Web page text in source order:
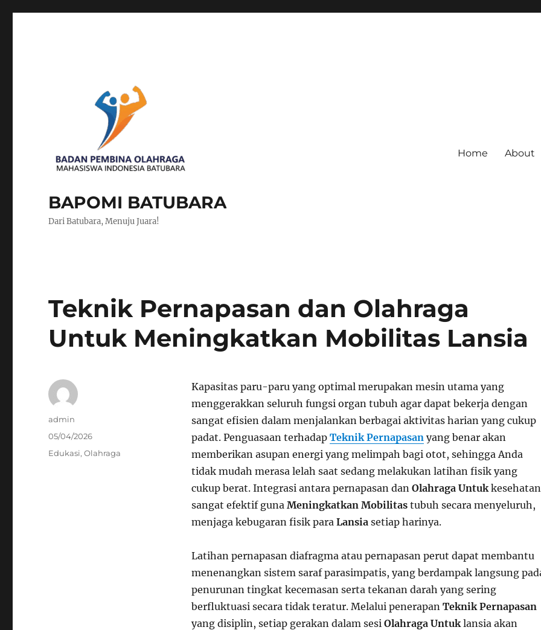
BAPOMI BATUBARA
Dari Batubara, Menuju Juara!
Home About
Teknik Pernapasan dan Olahraga
Untuk Meningkatkan Mobilitas Lansia
Kapasitas paru-paru yang optimal merupakan mesin utama yang
menggerakkan seluruh fungsi organ tubuh agar dapat bekerja dengan
sangat efisien dalam menjalankan berbagai aktivitas harian yang cukup
padat. Penguasaan terhadap Teknik Pernapasanyang benar akan
memberikan asupan energi yang melimpah bagi otot, sehingga Anda
tidak mudah merasa lelah saat sedang melakukan latihan fisik yang
cukup berat. Integrasi antara pernapasan dan Olahraga Untukkesehatan
sangat efektif guna Meningkatkan Mobilitastubuh secara menyeluruh,
menjaga kebugaran fisik para Lansiasetiap harinya.
Latihan pernapasan diafragma atau pernapasan perut dapat membantu
menenangkan sistem saraf parasimpatis, yang berdampak langsung
penurunan tingkat kecemasan serta tekanan darah yang sering
berfluktuasi secara tidak teratur. Melalui penerapan Teknik Pernapasan
yang disiplin, setiap gerakan dalam sesi Olahraga Untuklansia akan
Author
admin
Posted
on
05/04/2026
Categories
Edukasi,Olahraga